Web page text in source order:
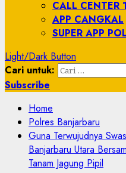
CALL CENTER
APP CANGKAL
SUPER APP
Light/Dark Button
Cari untuk:
Subscribe
Home
Polres Banjarbaru
Guna Terwujudnya
Banjarbaru Utara
Tanam Jagung Pipil